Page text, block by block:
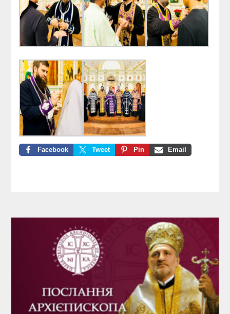
Facebook Tweet Pin Email